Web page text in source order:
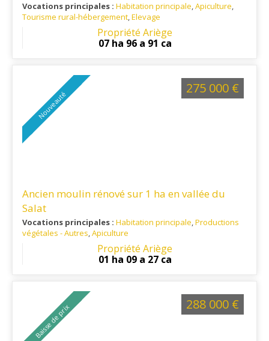
Vocations principales : Habitation principale,Apiculture,
Tourisme rural-hébergement,Elevage
: A 20 minutes de Saint Girons, écoles et
Propriété Ariège
07 ha 96 a 91 ca
Nouveauté
Ancien moulin rénové sur 1 ha en vallée du
Salat
Vocations principales : Habitation principale,Productions
végétales - Autres,Apiculture
: A 15 minutes de l’autoroute A64 reliant
Toulouse à Bayonne. A 10 minutes de Saint-Lizier et Saint-
Propriété Ariège
01 ha 09 a 27 ca
275 000 €
Baisse de prix 288 000 €